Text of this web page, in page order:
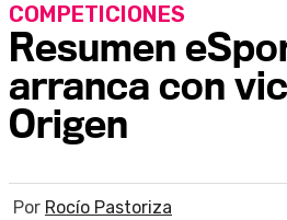
Resumen
arranca con
Origen
COMPETICIONES
Por Rocío Pastoriza